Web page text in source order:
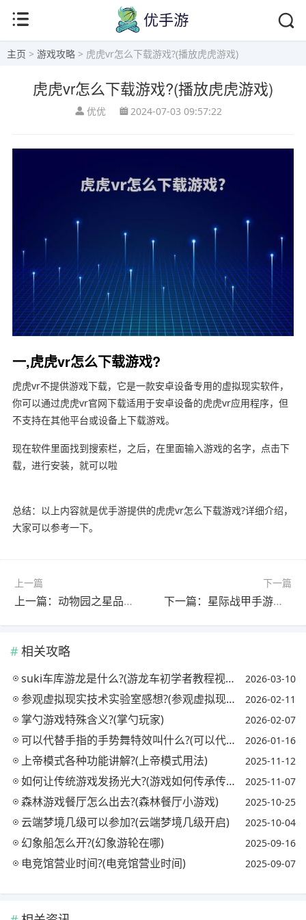
主页 > 游戏攻略 > 虎虎vr怎么下载游戏?(播放虎虎游戏)
虎虎vr怎么下载游戏?(播放虎虎游戏)
优优 2024-07-03 09:57:22
一,虎虎vr怎么下载游戏?
虎虎vr不提供游戏下载，它是一款安卓设备专用的虚拟现实软件，
你可以通过虎虎vr官网下载适用于安卓设备的虎虎vr应用程序，但
不支持在其他平台或设备上下载游戏。
现在软件里面找到搜索栏，之后，在里面输入游戏的名字，点击下
载，进行安装，就可以啦
总结：以上内容就是优手游提供的虎虎vr怎么下载游戏?详细介绍，
大家可以参考一下。
上一篇
上一篇：动物园之星品牌模式是干什么用的?(动物园之星品牌模式是干什么用的呀)
下一篇
下一篇：星际战甲手游怎么设置更流畅?(星际战甲游戏设置推荐)
相关攻略
suki车库游龙是什么?(游龙车初学者教程视频) 2026-03-10
参观虚拟现实技术实验室感想?(参观虚拟现实技术实验室感想怎么写) 2026-02-11
掌勺游戏特殊含义?(掌勺玩家) 2026-02-07
可以代替手指的手势舞特效叫什么?(可以代替手指的手势舞特效叫什么来着) 2026-01-16
上帝模式各种功能讲解?(上帝模式用法) 2025-11-12
如何让传统游戏发扬光大?(游戏如何传承传统文化) 2025-11-07
森林游戏餐厅怎么出去?(森林餐厅小游戏) 2025-10-25
云端梦境几级可以参加?(云端梦境几级开启) 2025-10-04
幻象船怎么开?(幻象游轮在哪) 2025-09-16
电竞馆营业时间?(电竞馆营业时间) 2025-09-07